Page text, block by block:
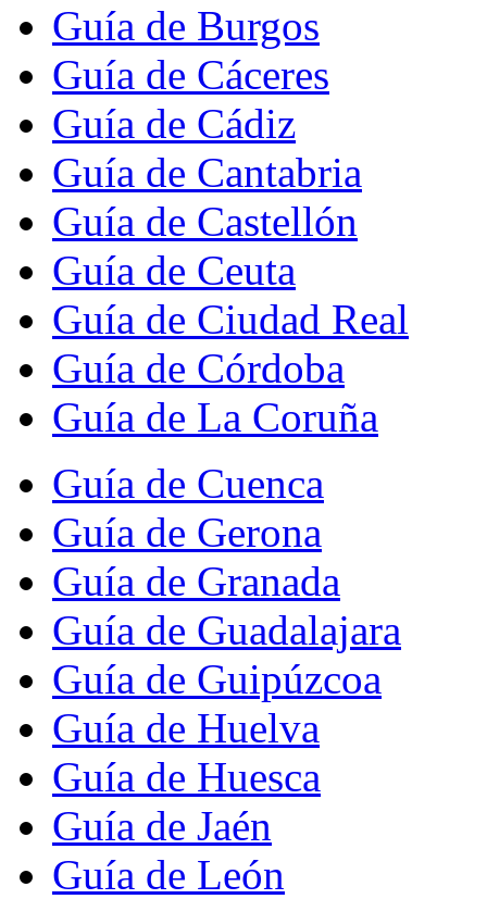
Guía de Burgos
Guía de Cáceres
Guía de Cádiz
Guía de Cantabria
Guía de Castellón
Guía de Ceuta
Guía de Ciudad Real
Guía de Córdoba
Guía de La Coruña
Guía de Cuenca
Guía de Gerona
Guía de Granada
Guía de Guadalajara
Guía de Guipúzcoa
Guía de Huelva
Guía de Huesca
Guía de Jaén
Guía de León